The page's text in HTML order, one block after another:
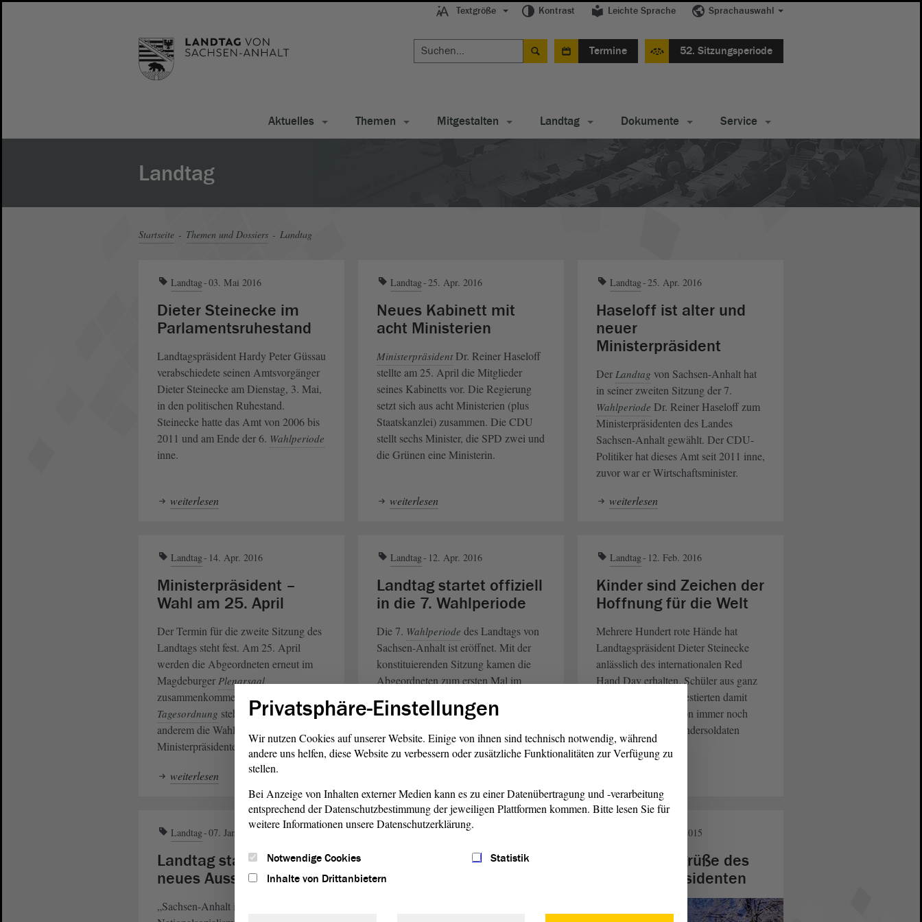
Textgröße Kontrast Leichte Sprache Sprachauswahl
Termine 52. Sitzungsperiode
Aktuelles Themen Mitgestalten Landtag Dokumente Service
Landtag
Startseite Themen und Dossiers Landtag
Landtag 03. Mai 2016
Dieter Steinecke im
Parlamentsruhestand
Landtagspräsident Hardy Peter Güssau
verabschiedete seinen Amtsvorgänger
Dieter Steinecke am Dienstag, 3. Mai,
in den politischen Ruhestand.
Steinecke hatte das Amt von 2006 bis
2011 und am Ende der 6. Wahlperiode
inne.
weiterlesen
Landtag 25. Apr. 2016
Neues Kabinett mit
acht Ministerien
MinisterpräsidentDr. Reiner Haseloff
stellte am 25. April die Mitglieder
seines Kabinetts vor. Die Regierung
setzt sich aus acht Ministerien (plus
Staatskanzlei) zusammen. Die CDU
stellt sechs Minister, die SPD zwei und
die Grünen eine Ministerin.
weiterlesen
Landtag 25. Apr. 2016
Haseloff ist alter und
neuer
Ministerpräsident
Der Landtag von Sachsen-Anhalt hat
in seiner zweiten Sitzung der 7.
Wahlperiode Dr. Reiner Haseloff zum
Ministerpräsidenten des Landes
Sachsen-Anhalt gewählt. Der CDU-
Politiker hat dieses Amt seit 2011 inne,
zuvor war er Wirtschaftsminister.
weiterlesen
Landtag 14. Apr. 2016
Ministerpräsident –
Wahl am 25. April
Der Termin für die zweite Sitzung des
Landtags steht fest. Am 25. April
werden die Abgeordneten erneut im
Magdeburger Plenarsaal
zusammenkommen. Auf der
Tagesordnung steht dann unter
anderem die Wahl des
Ministerpräsidenten.
weiterlesen
Landtag 12. Apr. 2016
Landtag startet offiziell
in die 7. Wahlperiode
Die 7. Wahlperiode des Landtags von
Sachsen-Anhalt ist eröffnet. Mit der
konstituierenden Sitzung kamen die
Abgeordneten zum ersten Mal im
Zum neuen Landtagspräsidenten
gewählt.
Landtag 12. Feb. 2016
Kinder sind Zeichen der
Hoffnung für die Welt
Mehrere Hundert rote Hände hat
Landtagspräsident Dieter Steinecke
anlässlich des internationalen Red
Hand Day erhalten. Schüler aus ganz
Sachsen-Anhalt protestierten damit
gegen den Einsatz von immer noch
mehr als 300 000 Kindersoldaten
weltweit.
Landtag 07. Jan. 2016
Landtag startet in
neues Ausstellungsjahr
„Sachsen-Anhalt im
Landtag 04. Jan. 2016
Landtag 2015 – Ein
Jahr in Bildern
22. Dez. 2015
Weihnachtsgrüße des
Landtagspräsidenten
Privatsphäre-Einstellungen
Wir nutzen Cookies auf unserer Website. Einige von ihnen sind technisch notwendig, während
andere uns helfen, diese Website zu verbessern oder zusätzliche Funktionalitäten zur Verfügung zu
stellen.
Bei Anzeige von Inhalten externer Medien kann es zu einer Datenübertragung und -verarbeitung
entsprechend der Datenschutzbestimmung der jeweiligen Plattformen kommen. Bitte lesen Sie für
weitere Informationen unsere Datenschutzerklärung.
Notwendige Cookies
Statistik
Inhalte von Drittanbietern